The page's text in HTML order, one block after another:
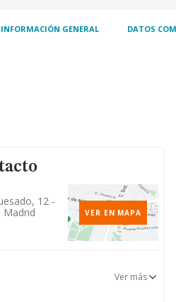
INFORMACIÓN GENERAL DATOS
12 -
Madrid
VER EN MAPA
Ver más